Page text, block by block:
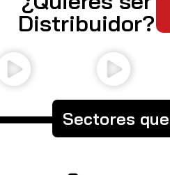
Distribuidor?
Sectores